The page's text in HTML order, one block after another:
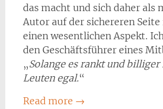
das macht und sich daher als
Autor auf der sichereren
einen wesentlichen Aspekt.
den Geschäftsführer eines
„Solange es rankt und billiger
Leuten egal.“
Read more →